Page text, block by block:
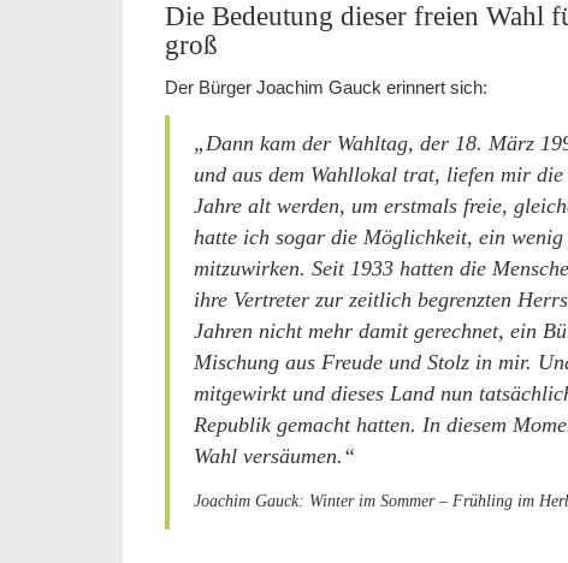
Die Bedeutung dieser freien Wahl
groß
Der Bürger Joachim Gauck erinnert sich:
„Dann kam der Wahltag, der 18. März
und aus dem Wahllokal trat, liefen mir
Jahre alt werden, um erstmals freie,
hatte ich sogar die Möglichkeit, ein
mitzuwirken. Seit 1933 hatten die
ihre Vertreter zur zeitlich begrenzten
Jahren nicht mehr damit gerechnet, ein
Mischung aus Freude und Stolz in mir.
mitgewirkt und dieses Land nun
Republik gemacht hatten. In diesem
Wahl versäumen.“
Joachim Gauck: Winter im Sommer – Frühling im